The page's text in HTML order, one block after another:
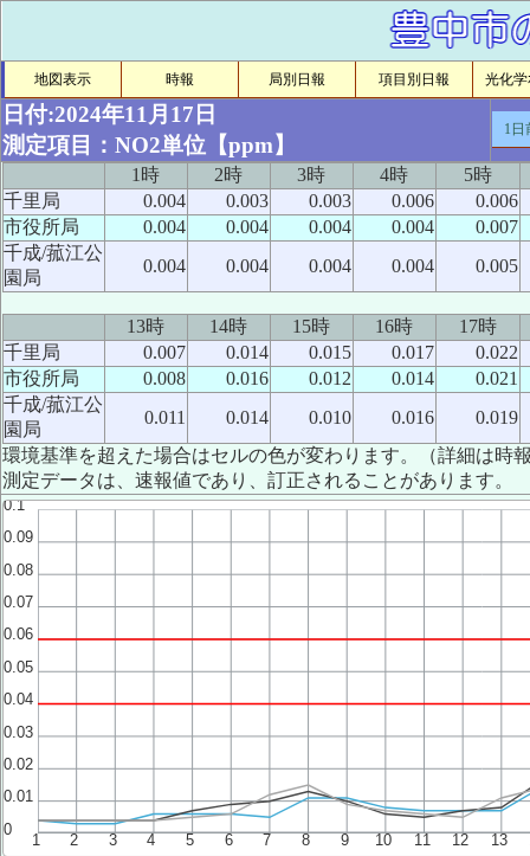
地図表示 時報 局別日報 項目別日報 光化学
日付:2024年11月17日
測定項目：NO2単位【ppm】
1日
1時 2時 3時 4時
5時
千里局
0.004 0.003 0.003 0.006
0.006
市役所局
0.004 0.004 0.004 0.004
0.007
千成/菰江公
園局
0.004 0.004 0.004 0.004 0.005
13時 14時 15時 16時
17時
千里局
0.007 0.014 0.015 0.017
0.022
市役所局
0.008 0.016 0.012 0.014
0.021
千成/菰江公
園局
0.011 0.014 0.010 0.016
0.019
環境基準を超えた場合はセルの色が変わります。（詳細は時
測定データは、速報値であり、訂正されることがあります。